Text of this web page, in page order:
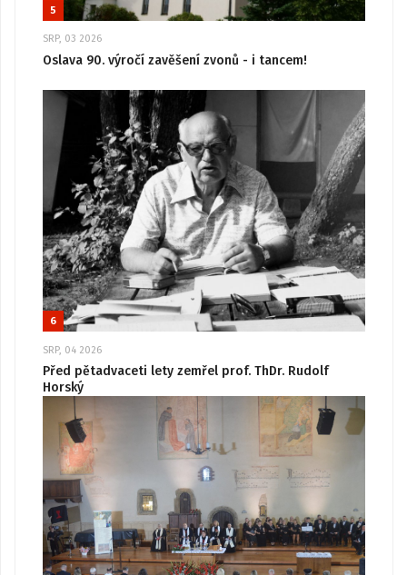
5
SRP, 03 2026
Oslava 90. výročí zavěšení zvonů - i tancem!
6
SRP, 04 2026
Před pětadvaceti lety zemřel prof. ThDr. Rudolf
Horský